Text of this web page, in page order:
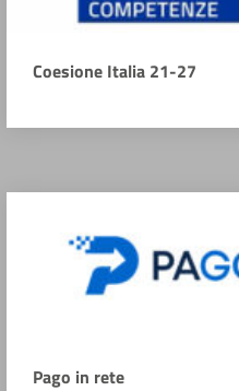
Coesione Italia 21-27
Pago in rete